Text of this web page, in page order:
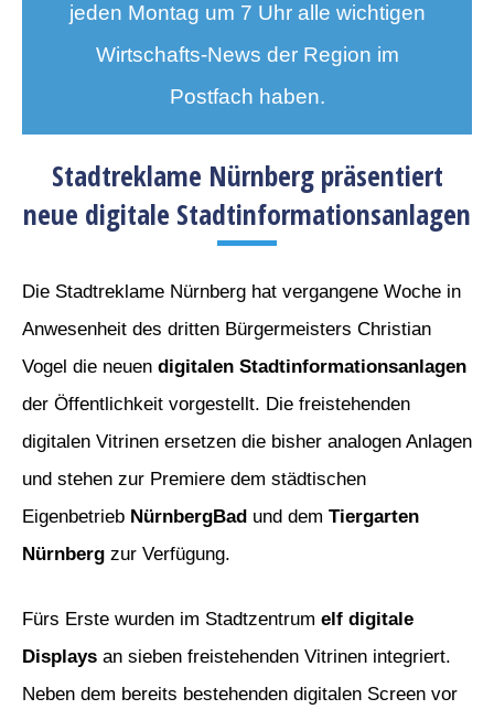
jeden Montag um 7 Uhr alle wichtigen
Wirtschafts-News der Region im
Postfach haben.
Stadtreklame Nürnberg präsentiert
neue digitale Stadtinformationsanlagen
Die Stadtreklame Nürnberg hat vergangene Woche in
Anwesenheit des dritten Bürgermeisters Christian
Vogel die neuen digitalen Stadtinformationsanlagen
der Öffentlichkeit vorgestellt. Die freistehenden
digitalen Vitrinen ersetzen die bisher analogen Anlagen
und stehen zur Premiere dem städtischen
Eigenbetrieb NürnbergBad und dem Tiergarten
Nürnberg zur Verfügung.
Fürs Erste wurden im Stadtzentrum elf digitale
Displays an sieben freistehenden Vitrinen integriert.
Neben dem bereits bestehenden digitalen Screen vor